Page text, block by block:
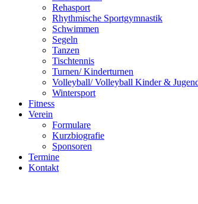
Rehasport
Rhythmische Sportgymnastik
Schwimmen
Segeln
Tanzen
Tischtennis
Turnen/ Kinderturnen
Volleyball/ Volleyball Kinder &
Wintersport
Fitness
Verein
Formulare
Kurzbiografie
Sponsoren
Termine
Kontakt